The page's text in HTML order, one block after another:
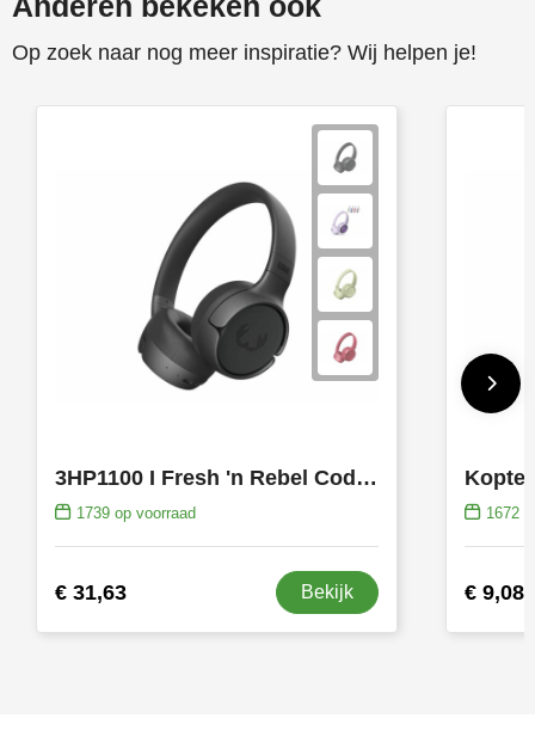
Op zoek naar nog meer inspiratie? Wij helpen je!
3HP1100 I Fresh 'n Rebel Code Fuse Draadloze on-ear koptelefoon
1739op voorraad
€ 31,63 Bekijk
1672
€ 9,08